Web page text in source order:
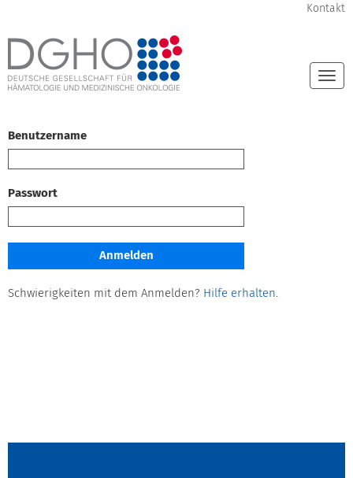
Kontakt
Benutzername
Passwort
Schwierigkeiten mit dem Anmelden? Hilfe erhalten.